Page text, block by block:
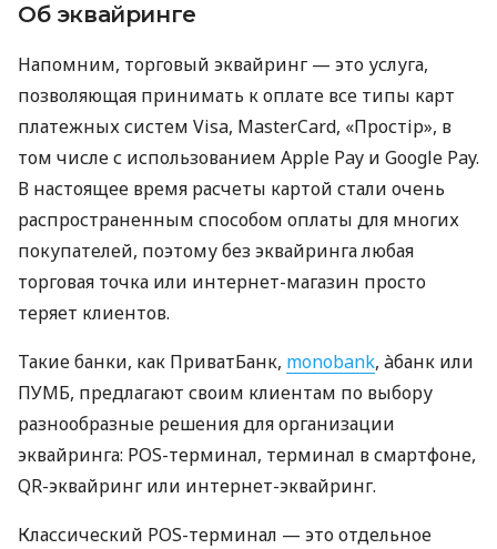
Об эквайринге
Напомним, торговый эквайринг — это услуга,
позволяющая принимать к оплате все типы карт
платежных систем Visa, MasterCard, «Простір», в
том числе с использованием Apple Pay и Google Pay.
В настоящее время расчеты картой стали очень
распространенным способом оплаты для многих
покупателей, поэтому без эквайринга любая
торговая точка или интернет-магазин просто
теряет клиентов.
Такие банки, как ПриватБанк, monobank, àбанк или
ПУМБ, предлагают своим клиентам по выбору
разнообразные решения для организации
эквайринга: POS-терминал, терминал в смартфоне,
QR-эквайринг или интернет-эквайринг.
Классический POS-терминал — это отдельное